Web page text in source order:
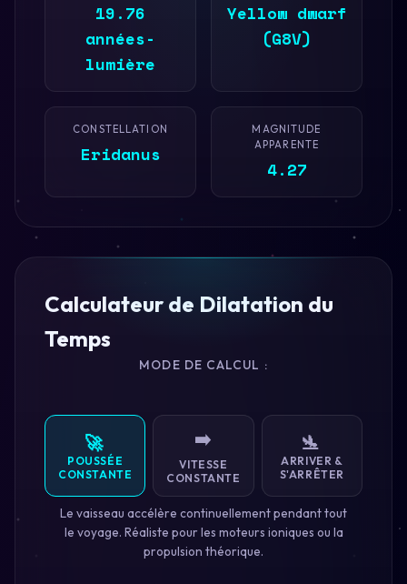
19.76
années-
lumière
Yellow dwarf
(G8V)
CONSTELLATION
Eridanus
MAGNITUDE
APPARENTE
4.27
Calculateur de Dilatation du
Temps
MODE DE CALCUL :
🚀
POUSSÉE
CONSTANTE
➡️
VITESSE
CONSTANTE
🛬
ARRIVER &
S'ARRÊTER
Le vaisseau accélère continuellement pendant tout
le voyage. Réaliste pour les moteurs ioniques ou la
propulsion théorique.